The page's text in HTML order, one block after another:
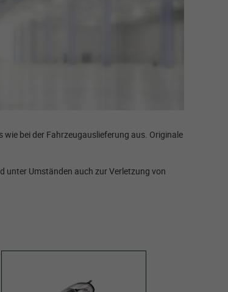
bei der Fahrzeugauslieferung aus. Originale
unter Umständen auch zur Verletzung von